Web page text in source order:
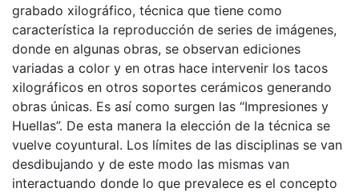
grabado xilográfico, técnica que tiene como
característica la reproducción de series de imágenes,
donde en algunas obras, se observan ediciones
variadas a color y en otras hace intervenir los tacos
xilográficos en otros soportes cerámicos generando
obras únicas. Es así como surgen las “Impresiones y
Huellas”. De esta manera la elección de la técnica se
vuelve coyuntural. Los límites de las disciplinas se van
desdibujando y de este modo las mismas van
interactuando donde lo que prevalece es el concepto